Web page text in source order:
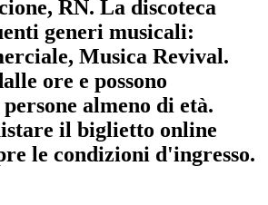
RN. La discoteca
generi musicali:
, Musica Revival.
ore e possono
almeno di età.
il biglietto online
le condizioni d'ingresso.